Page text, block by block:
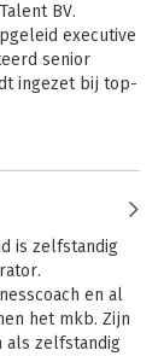
BV.
executive
senior
ingezet bij top-
van
in hun mars en
wat erin zit.’
niet voor niets:
is zelfstandig
en al
het mkb. Zijn
als zelfstandig